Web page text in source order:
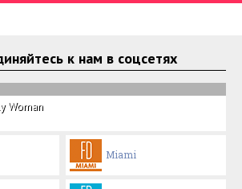
к нам в соцсетях
Woman
Miami